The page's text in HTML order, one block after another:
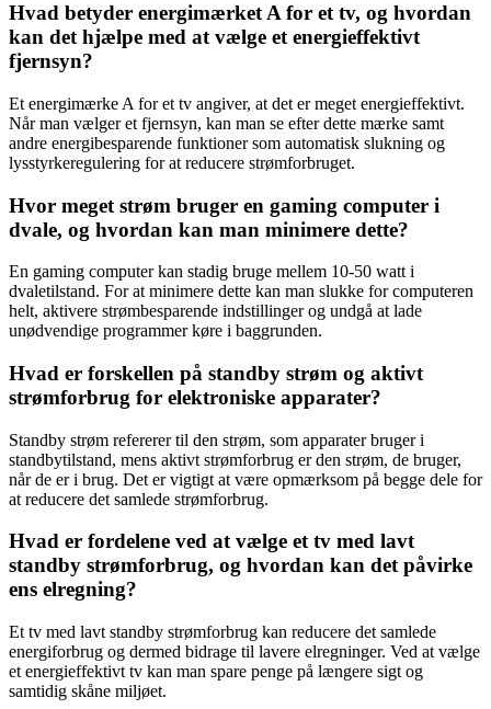
Hvad betyder energimærket A for et tv, og hvordan
kan det hjælpe med at vælge et energieffektivt
fjernsyn?
Et energimærke A for et tv angiver, at det er meget energieffektivt.
Når man vælger et fjernsyn, kan man se efter dette mærke samt
andre energibesparende funktioner som automatisk slukning og
lysstyrkeregulering for at reducere strømforbruget.
Hvor meget strøm bruger en gaming computer i
dvale, og hvordan kan man minimere dette?
En gaming computer kan stadig bruge mellem 10-50 watt i
dvaletilstand. For at minimere dette kan man slukke for computeren
helt, aktivere strømbesparende indstillinger og undgå at lade
unødvendige programmer køre i baggrunden.
Hvad er forskellen på standby strøm og aktivt
strømforbrug for elektroniske apparater?
Standby strøm refererer til den strøm, som apparater bruger i
standbytilstand, mens aktivt strømforbrug er den strøm, de bruger,
når de er i brug. Det er vigtigt at være opmærksom på begge dele for
at reducere det samlede strømforbrug.
Hvad er fordelene ved at vælge et tv med lavt
standby strømforbrug, og hvordan kan det påvirke
ens elregning?
Et tv med lavt standby strømforbrug kan reducere det samlede
energiforbrug og dermed bidrage til lavere elregninger. Ved at vælge
et energieffektivt tv kan man spare penge på længere sigt og
samtidig skåne miljøet.